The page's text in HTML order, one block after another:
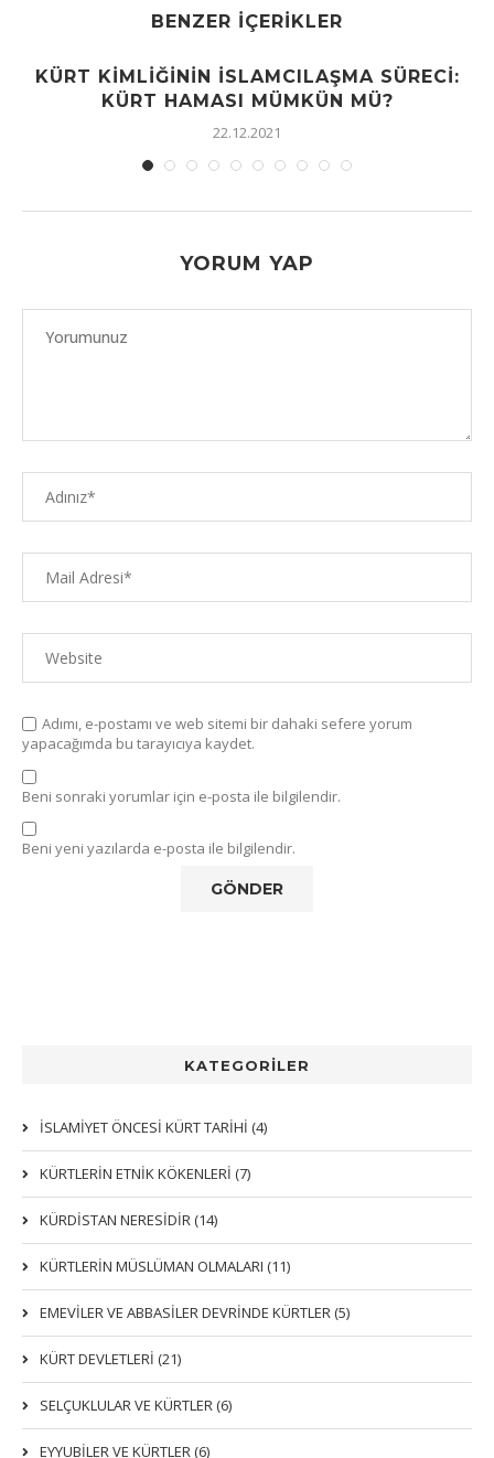
BENZER İÇERIKLER
KÜRT KIMLIĞININ İSLAMCILAŞMA SÜRECI:
KÜRT HAMASI MÜMKÜN MÜ?
22.12.2021
YORUM YAP
Adımı, e-postamı ve web sitemi bir dahaki sefere yorum
yapacağımda bu tarayıcıya kaydet.
Beni sonraki yorumlar için e-posta ile bilgilendir.
Beni yeni yazılarda e-posta ile bilgilendir.
KATEGORİLER
İSLAMİYET ÖNCESİ KÜRT TARİHİ (4)
KÜRTLERIN ETNIK KÖKENLERI (7)
KÜRDİSTAN NERESİDİR (14)
KÜRTLERİN MÜSLÜMAN OLMALARI (11)
EMEVİLER VE ABBASİLER DEVRİNDE KÜRTLER (5)
KÜRT DEVLETLERİ (21)
SELÇUKLULAR VE KÜRTLER (6)
EYYUBİLER VE KÜRTLER (6)